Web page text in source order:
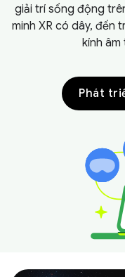
giải trí sống động
minh XR có dây, đến
kính âm
Phát